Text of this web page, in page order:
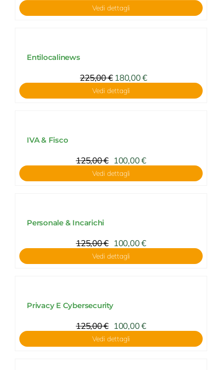
Vedi dettagli
Entilocalinews
225,00€ 180,00€
Vedi dettagli
IVA & Fisco
125,00€ 100,00€
Vedi dettagli
Personale & Incarichi
125,00€ 100,00€
Vedi dettagli
Privacy E Cybersecurity
125,00€ 100,00€
Vedi dettagli